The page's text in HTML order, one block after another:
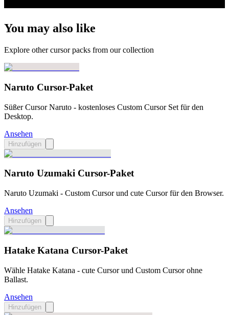
You may also like
Explore other cursor packs from our collection
Naruto Cursor-Paket
Süßer Cursor Naruto - kostenloses Custom Cursor Set für den
Desktop.
Ansehen
Hinzufügen
Naruto Uzumaki Cursor-Paket
Naruto Uzumaki - Custom Cursor und cute Cursor für den Browser.
Ansehen
Hinzufügen
Hatake Katana Cursor-Paket
Wähle Hatake Katana - cute Cursor und Custom Cursor ohne
Ballast.
Ansehen
Hinzufügen